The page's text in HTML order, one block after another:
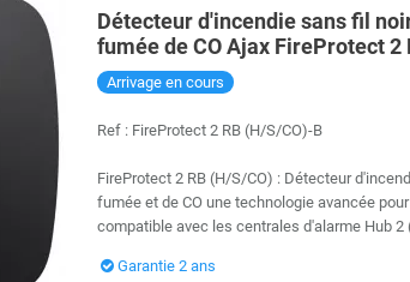
Détecteur d'incendie sans fil
fumée de CO Ajax FireProtect 2
Arrivage en cours
Ref : FireProtect 2 RB (H/S/CO)-B
FireProtect 2 RB (H/S/CO) : Détecteur
fumée et de CO une technologie avancée
compatible avec les centrales d'alarme Hub 2
Garantie 2 ans